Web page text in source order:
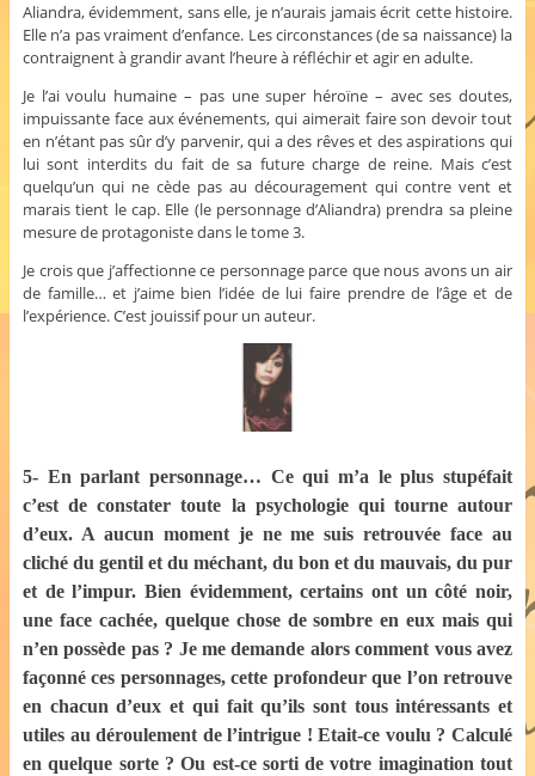
Aliandra, évidemment, sans elle, je n’aurais jamais écrit cette histoire.
Elle n’a pas vraiment d’enfance. Les circonstances (de sa naissance) la
contraignent à grandir avant l’heure à réfléchir et agir en adulte.
Je l’ai voulu humaine – pas une super héroïne – avec ses doutes,
impuissante face aux événements, qui aimerait faire son devoir tout
en n’étant pas sûr d’y parvenir, qui a des rêves et des aspirations qui
lui sont interdits du fait de sa future charge de reine. Mais c’est
quelqu’un qui ne cède pas au découragement qui contre vent et
marais tient le cap. Elle (le personnage d’Aliandra) prendra sa pleine
mesure de protagoniste dans le tome 3.
Je crois que j’affectionne ce personnage parce que nous avons un air
de famille… et j’aime bien l’idée de lui faire prendre de l’âge et de
l’expérience. C’est jouissif pour un auteur.
5- En parlant personnage… Ce qui m’a le plus stupéfait
c’est de constater toute la psychologie qui tourne autour
d’eux. A aucun moment je ne me suis retrouvée face au
cliché du gentil et du méchant, du bon et du mauvais, du pur
et de l’impur. Bien évidemment, certains ont un côté noir,
une face cachée, quelque chose de sombre en eux mais qui
n’en possède pas ? Je me demande alors comment vous avez
façonné ces personnages, cette profondeur que l’on retrouve
en chacun d’eux et qui fait qu’ils sont tous intéressants et
utiles au déroulement de l’intrigue ! Etait-ce voulu ? Calculé
en quelque sorte ? Ou est-ce sorti de votre imagination tout